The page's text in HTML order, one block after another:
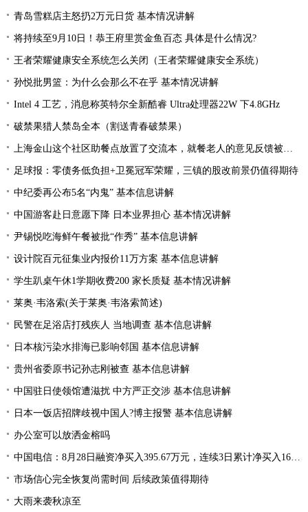
青岛雪糕店主怒扔2万元日货 基本情况讲解
将持续至9月10日！恭王府里赏金鱼百态 具体是什么情况?
王者荣耀健康安全系统怎么关闭（王者荣耀健康安全系统）
孙悦批男篮：为什么会那么不在乎 基本情况讲解
Intel 4 工艺，消息称英特尔全新酷睿 Ultra处理器22W 下4.8GHz
破禁果猎人禁岛全本（割送青春破禁果）
上海金山这个社区助餐点放置了交流本，就餐老人的意见反馈被采纳
足球报：零债务低负担+卫冕冠军荣耀，三镇的股改前景仍值得期待
中纪委再公布5名“内鬼” 基本信息讲解
中国游客赴日意愿下降 日本业界担心 基本情况讲解
尹锡悦吃海鲜午餐被批“作秀” 基本信息讲解
设计院百元征集业内报价11万方案 基本信息讲解
学生趴桌午休1学期收费200 家长质疑 基本情况讲解
莱奥·韦洛索(关于莱奥·韦洛索简述)
民警在足浴店打残疾人 当地调查 基本信息讲解
日本核污染水排海已影响邻国 基本信息讲解
贵州省委原书记孙志刚被查 基本信息讲解
中国驻日使领馆遭滋扰 中方严正交涉 基本信息讲解
日本一饭店招牌歧视中国人?博主报警 基本信息讲解
办公室可以放洒金榕吗
中国电信：8月28日融资净买入395.67万元，连续3日累计净买入1668.15万元
市场信心完全恢复尚需时间 后续政策值得期待
大雨来袭秋凉至